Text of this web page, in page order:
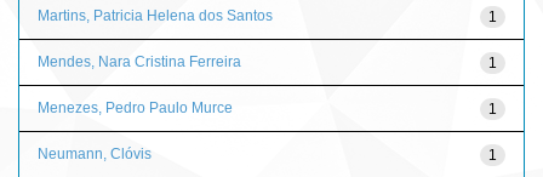
1
Martins, Patricia Helena dos Santos
1
Mendes, Nara Cristina Ferreira
1
Menezes, Pedro Paulo Murce
1
Neumann, Clóvis